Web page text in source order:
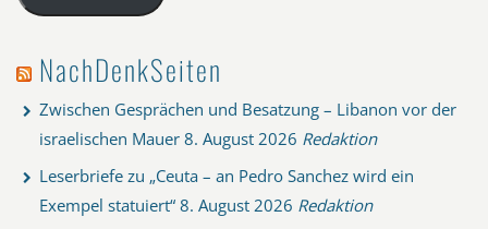
NachDenkSeiten
Zwischen Gesprächen und Besatzung – Libanon vor der
israelischen Mauer 8. August 2026 Redaktion
Leserbriefe zu „Ceuta – an Pedro Sanchez wird ein
Exempel statuiert“ 8. August 2026 Redaktion